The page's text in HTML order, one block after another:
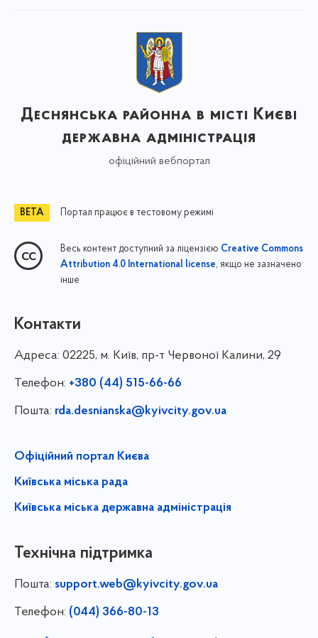
Деснянська районна в місті Києві
державна адміністрація
офіційний вебпортал
Портал працює в тестовому режимі
Весь контент доступний за ліцензією Creative Commons
Attribution 4.0 International license, якщо не зазначено
інше
Контакти
Адреса: 02225, м. Київ, пр-т Червоної Калини, 29
Телефон: +380 (44) 515-66-66
Пошта: rda.desnianska@kyivcity.gov.ua
Офіційний портал Києва
Київська міська рада
Київська міська державна адміністрація
Технічна підтримка
Пошта: support.web@kyivcity.gov.ua
Телефон: (044) 366-80-13